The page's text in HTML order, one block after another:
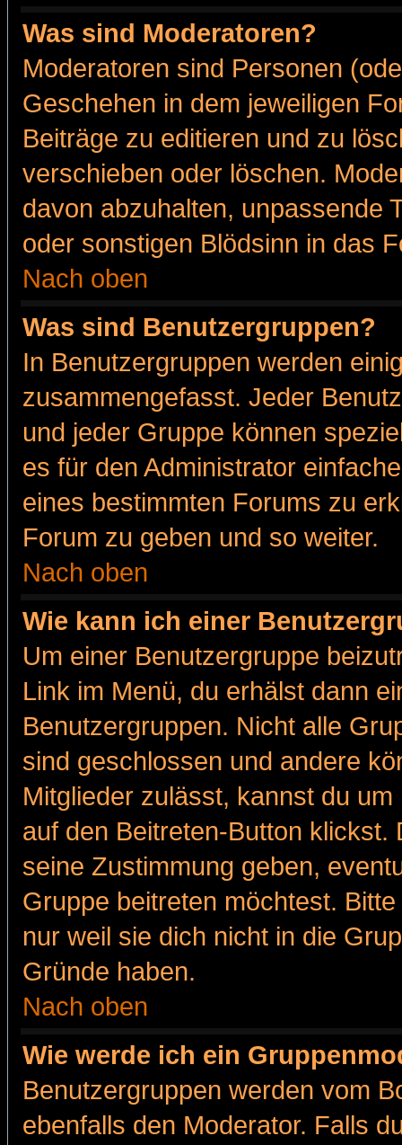
Was sind Moderatoren?
Moderatoren sind Personen
Geschehen in dem jeweiligen
Beiträge zu editieren und zu
verschieben oder löschen.
davon abzuhalten, unpassende
oder sonstigen Blödsinn in das
Nach oben
Was sind Benutzergruppen?
In Benutzergruppen werden
zusammengefasst. Jeder
und jeder Gruppe können
es für den Administrator
eines bestimmten Forums zu
Forum zu geben und so weiter.
Nach oben
Wie kann ich einer
Um einer Benutzergruppe
Link im Menü, du erhälst dann
Benutzergruppen. Nicht alle
sind geschlossen und andere
Mitglieder zulässt, kannst du
auf den Beitreten-Button
seine Zustimmung geben,
Gruppe beitreten möchtest.
nur weil sie dich nicht in die
Gründe haben.
Nach oben
Wie werde ich ein
Benutzergruppen werden vom
ebenfalls den Moderator. Falls